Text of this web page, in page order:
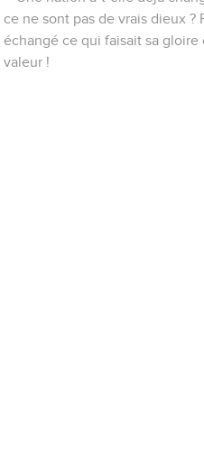
ce ne sont pas de vrais dieux ?
échangé ce qui faisait sa gloire
valeur !